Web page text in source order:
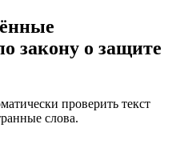
закону о защите
проверить текст
слова.